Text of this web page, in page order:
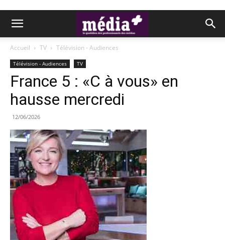
Accueil TV Télévision - Audiences
Télévision - Audiences TV
France 5 : «C à vous» en
hausse mercredi
12/06/2026